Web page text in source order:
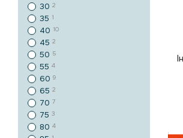
30 2
35 1
40 10
45 2
50 5
55 4
60 9
65 2
70 7
75 3
80 4